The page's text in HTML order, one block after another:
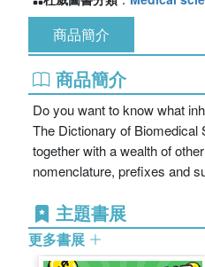
商品簡介
商品簡介
Do you want to know what
The Dictionary of Biomedical
together with a wealth of
nomenclature, prefixes and
主題書展
更多書展